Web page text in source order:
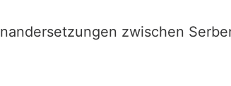
zwischen